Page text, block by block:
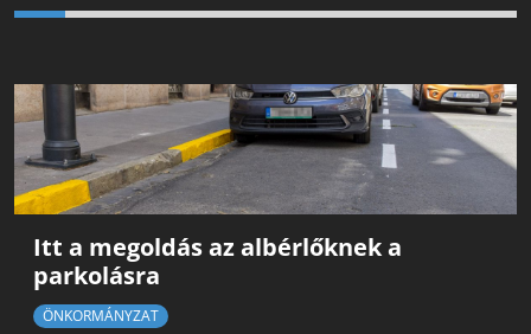
Itt a megoldás az albérlőknek a
parkolásra
ÖNKORMÁNYZAT